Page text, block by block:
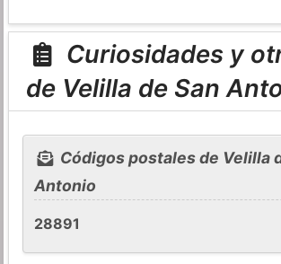
Curiosidades y
de Velilla de San
Códigos postales de Velilla
Antonio
28891